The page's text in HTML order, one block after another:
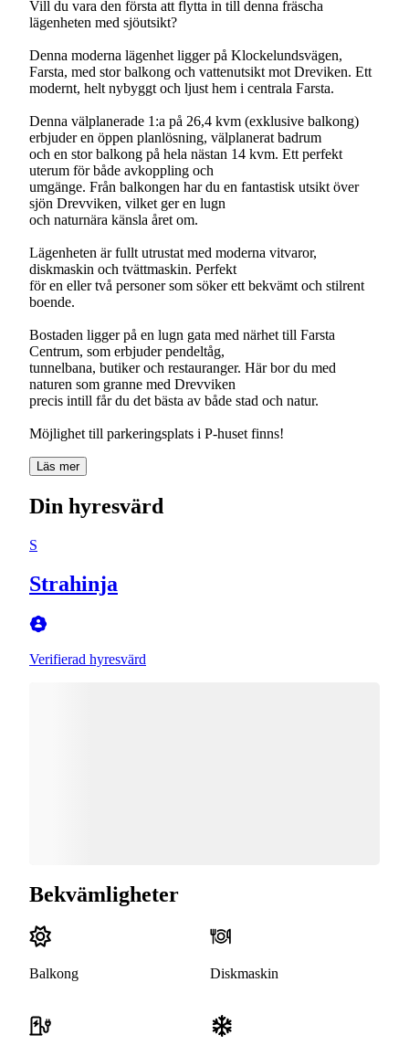
Vill du vara den första att flytta in till denna fräscha
lägenheten med sjöutsikt?
Denna moderna lägenhet ligger på Klockelundsvägen,
Farsta, med stor balkong och vattenutsikt mot Dreviken. Ett
modernt, helt nybyggt och ljust hem i centrala Farsta.
Denna välplanerade 1:a på 26,4 kvm (exklusive balkong)
erbjuder en öppen planlösning, välplanerat badrum
och en stor balkong på hela nästan 14 kvm. Ett perfekt
uterum för både avkoppling och
umgänge. Från balkongen har du en fantastisk utsikt över
sjön Drevviken, vilket ger en lugn
och naturnära känsla året om.
Lägenheten är fullt utrustat med moderna vitvaror,
diskmaskin och tvättmaskin. Perfekt
för en eller två personer som söker ett bekvämt och stilrent
boende.
Bostaden ligger på en lugn gata med närhet till Farsta
Centrum, som erbjuder pendeltåg,
tunnelbana, butiker och restauranger. Här bor du med
naturen som granne med Drevviken
precis intill får du det bästa av både stad och natur.
Möjlighet till parkeringsplats i P-huset finns!
Läs mer
Din hyresvärd
S
Strahinja
Verifierad hyresvärd
Bekvämligheter
Balkong Diskmaskin